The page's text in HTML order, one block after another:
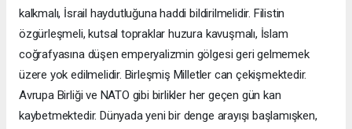
kalkmalı, İsrail haydutluğuna haddi bildirilmelidir. Filistin
özgürleşmeli, kutsal topraklar huzura kavuşmalı, İslam
coğrafyasına düşen emperyalizmin gölgesi geri gelmemek
üzere yok edilmelidir. Birleşmiş Milletler can çekişmektedir.
Avrupa Birliği ve NATO gibi birlikler her geçen gün kan
kaybetmektedir. Dünyada yeni bir denge arayışı başlamışken,